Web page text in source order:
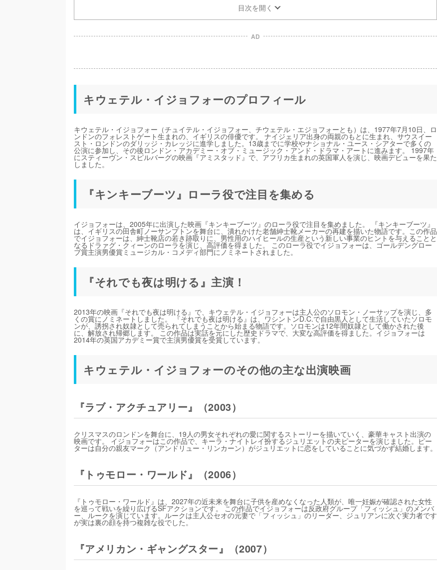
目次を開く
AD
キウェテル・イジョフォーのプロフィール
キウェテル・イジョフォー（チュイテル・イジョフォー、チウェテル・エジョフォーとも）は、1977年7月10日、ロ
ンドンのフォレストゲート生まれの、イギリスの俳優です。 ナイジェリア出身の両親のもとに生まれ、サウスイー
スト・ロンドンのダリッジ・カレッジに進学しました。13歳までに学校やナショナル・ユース・シアターで多くの
公演に参加し、その後ロンドン・アカデミー・オブ・ミュージック・アンド・ドラマ・アートに進みます。 1997年
にスティーヴン・スピルバーグの映画『アミスタッド』で、アフリカ生まれの英国軍人を演じ、映画デビューを果た
しました。
『キンキーブーツ』ローラ役で注目を集める
イジョフォーは、2005年に出演した映画『キンキーブーツ』のローラ役で注目を集めました。 『キンキーブーツ』
は、イギリスの田舎町ノーサンプトンを舞台に、潰れかけた老舗紳士靴メーカーの再建を描いた物語です。この作品
でイジョフォーは、紳士靴店の若き跡取りに、男性用のハイヒールの生産という新しい事業のヒントを与えることと
なるドラァグ・クィーンのローラを演じ、高評価を得ました。 このローラ役でイジョフォーは、ゴールデングロー
ブ賞主演男優賞ミュージカル・コメディ部門にノミネートされました。
『それでも夜は明ける』主演！
2013年の映画『それでも夜は明ける』で、キウェテル・イジョフォーは主人公のソロモン・ノーサップを演じ、多
くの賞にノミネートしました。 『それでも夜は明ける』は、ワシントンD.C.で自由黒人として生活していたソロモ
ンが、誘拐され奴隷として売られてしまうことから始まる物語です。ソロモンは12年間奴隷として働かされた後
に、解放され帰郷します。 この作品は実話を元にした歴史ドラマで、大変な高評価を得ました。イジョフォーは
2014年の英国アカデミー賞で主演男優賞を受賞しています。
キウェテル・イジョフォーのその他の主な出演映画
『ラブ・アクチュアリー』（2003）
クリスマスのロンドンを舞台に、19人の男女それぞれの愛に関するストーリーを描いていく、豪華キャスト出演の
映画です。 イジョフォーはこの作品で、キーラ・ナイトレイ扮するジュリエットの夫ピーターを演じました。ピー
ターは自分の親友マーク（アンドリュー・リンカーン）がジュリエットに恋をしていることに気づかず結婚します。
『トゥモロー・ワールド』（2006）
『トゥモロー・ワールド』は、2027年の近未来を舞台に子供を産めなくなった人類が、唯一妊娠が確認された女性
を巡って戦いを繰り広げるSFアクションです。 この作品でイジョフォーは反政府グループ「フィッシュ」のメンバ
ー、ルークを演じています。ルークは主人公セオの元妻で「フィッシュ」のリーダー、ジュリアンに次ぐ実力者です
が実は裏の顔を持つ複雑な役でした。
『アメリカン・ギャングスター』（2007）